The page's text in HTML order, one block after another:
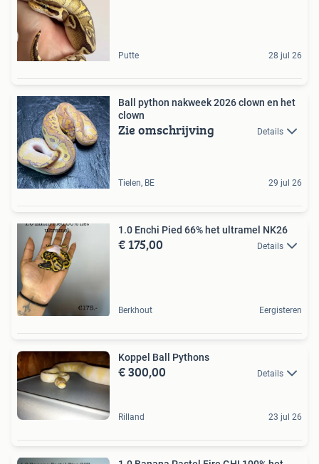
Putte 28 jul 26
Ball python nakweek 2026 clown en het
clown
Zie omschrijving Details
Tielen, BE 29 jul 26
1.0 Enchi Pied 66% het ultramel NK26
€ 175,00 Details
Berkhout Eergisteren
Koppel Ball Pythons
€ 300,00 Details
Rilland 23 jul 26